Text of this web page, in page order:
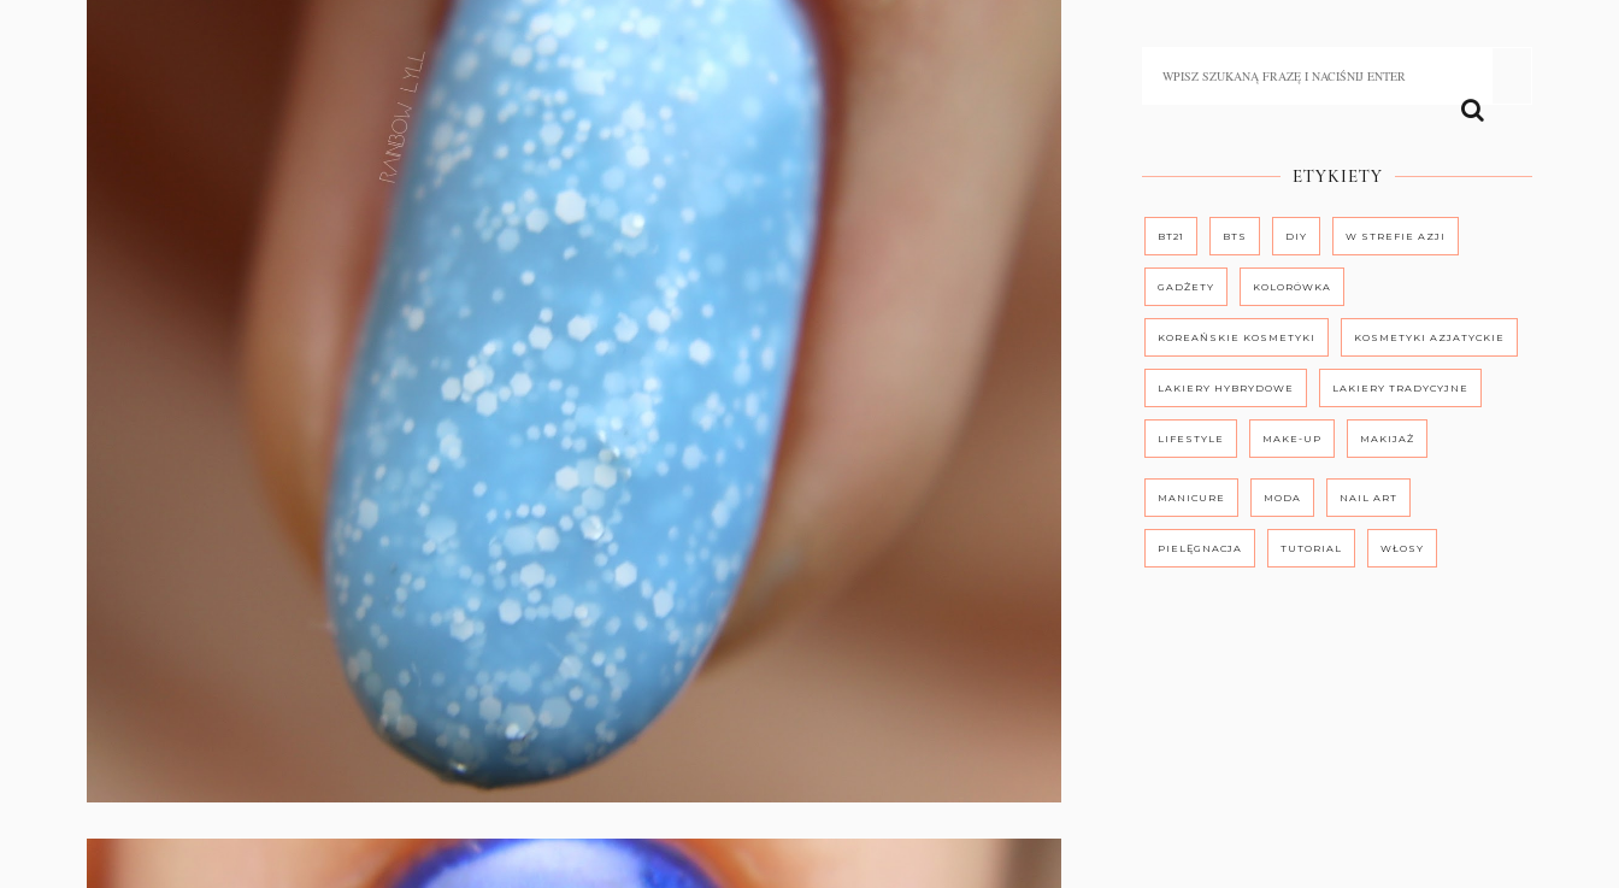
ETYKIETY
BT21 BTS DIY W STREFIE AZJI
GADŻETY KOLORÓWKA
KOREAŃSKIE KOSMETYKI KOSMETYKI AZJATYCKIE
LAKIERY HYBRYDOWE LAKIERY TRADYCYJNE
LIFESTYLE MAKE-UP MAKIJAŻ
MANICURE MODA NAIL ART
PIELĘGNACJA TUTORIAL WŁOSY